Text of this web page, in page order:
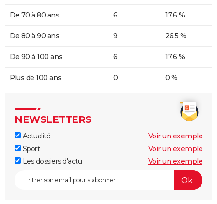
De 70 à 80 ans 6 17,6 %
De 80 à 90 ans 9 26,5 %
De 90 à 100 ans 6 17,6 %
Plus de 100 ans 0 0 %
NEWSLETTERS
Actualité
Voir un exemple
Sport
Voir un exemple
Les dossiers d'actu
Voir un exemple